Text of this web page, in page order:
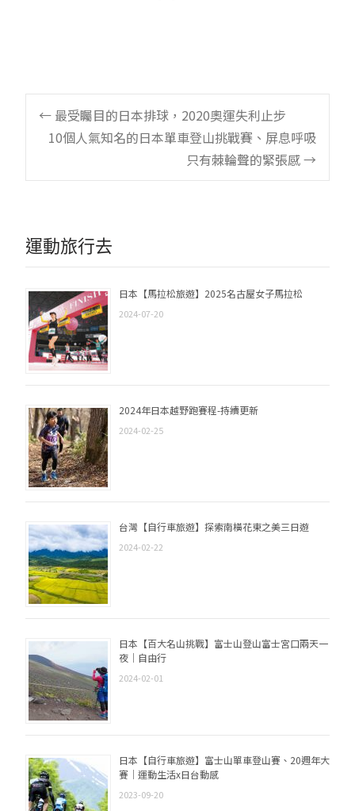
Post
navigation
← 最受矚目的日本排球，2020奧運失利止步
10個人氣知名的日本單車登山挑戰賽、屏息呼吸
只有棘輪聲的緊張感→
運動旅行去
日本【馬拉松旅遊】2025名古屋女子馬拉松
2024-07-20
2024年日本越野跑賽程-持續更新
2024-02-25
台灣【自行車旅遊】探索南橫花東之美三日遊
2024-02-22
日本【百大名山挑戰】富士山登山富士宮口兩天一
夜｜自由行
2024-02-01
日本【自行車旅遊】富士山單車登山賽、20週年大
賽｜運動生活x日台動感
2023-09-20